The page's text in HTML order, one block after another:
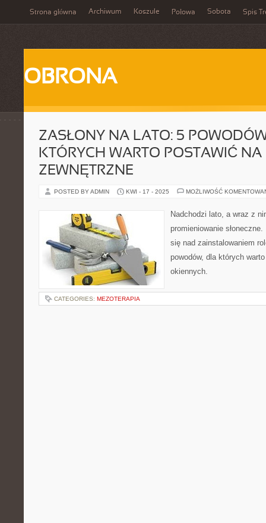
Strona główna Archiwum Koszule Połowa Sobota Spis
OBRONA
ZASŁONY NA LATO: 5
KTÓRYCH WARTO POSTAWIĆ NA
ZEWNĘTRZNE
POSTED BY ADMIN KWI - 17 - 2025 MOŻLIWOŚĆ
Nadchodzi lato, a wraz z
promieniowanie
się nad zainstalowaniem
powodów, dla których
okiennych.
CATEGORIES: MEZOTERAPIA